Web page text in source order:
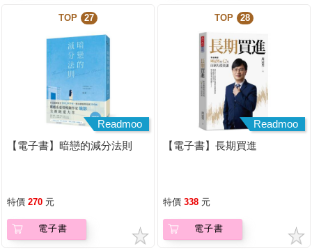
TOP 27
Readmoo
【電子書】暗戀的減分法則
特價 270 元
電子書
TOP 28
Readmoo
【電子書】長期買進
特價 338 元
電子書